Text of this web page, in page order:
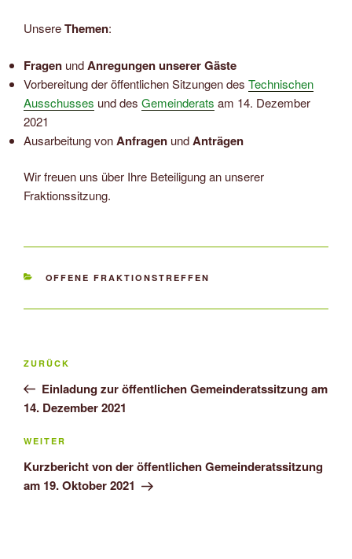
UnsereThemen:
Fragen undAnregungen unserer Gäste
Vorbereitung der öffentlichen Sitzungen des Technischen
Ausschusses und des Gemeinderats am 14. Dezember
2021
Ausarbeitung vonAnfragen undAnträgen
Wir freuen uns über Ihre Beteiligung an unserer
Fraktionssitzung.
KATEGORIEN
OFFENE FRAKTIONSTREFFEN
Beitragsnavigation
Vorheriger
Beitrag
ZURÜCK
Einladung zur öffentlichen Gemeinderatssitzung am
14. Dezember 2021
Nächster
Beitrag
WEITER
Kurzbericht von der öffentlichen Gemeinderatssitzung
am 19. Oktober 2021